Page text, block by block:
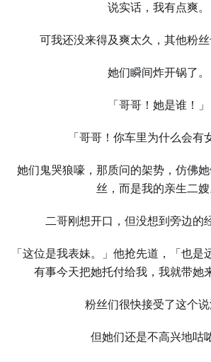
说实话，我有点爽。
可我还没来得及爽太久，其他粉丝
她们瞬间炸开锅了。
「哥哥！她是谁！」
「哥哥！你车里为什么会有
她们鬼哭狼嚎，那质问的架势，仿佛
丝，而是我的亲生二嫂
二哥刚想开口，但没想到旁边的
「这位是我表妹。」他抢先道，「也是
有事今天把她托付给我，我就带她
粉丝们很快接受了这个说
但她们还是不高兴地咕